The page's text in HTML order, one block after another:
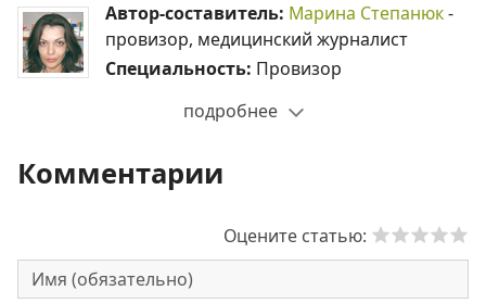
Автор-составитель: Марина Степанюк-
провизор, медицинский журналист
Специальность: Провизор
подробнее
Комментарии
Оцените статью: